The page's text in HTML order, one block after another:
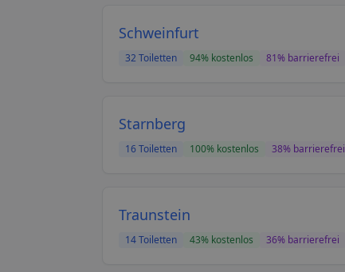
Schweinfurt
32 Toiletten 94% kostenlos 81% barrierefrei
Starnberg
16Toiletten 100% kostenlos 38% barrierefrei
Traunstein
14Toiletten 43% kostenlos 36% barrierefrei